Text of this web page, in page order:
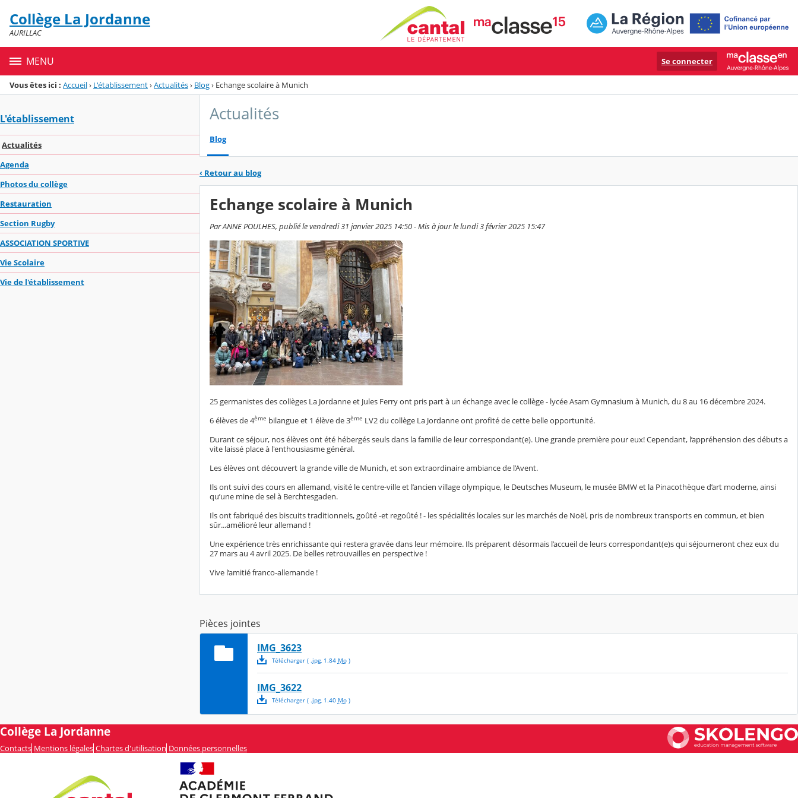
Menu de la rubrique
Contenu
Collège La Jordanne
AURILLAC
MENU Se connecter
Vous êtes ici : Accueil› L'établissement›Actualités› Blog› Echange scolaire à Munich
L'établissement
Actualités
Agenda
Photos du collège
Restauration
Section Rugby
ASSOCIATION SPORTIVE
Vie Scolaire
Vie de l'établissement
Actualités
Blog
‹ Retour au blog
Echange scolaire à Munich
Par ANNE POULHES, publié le vendredi 31 janvier 2025 14:50 - Mis à jour le lundi 3 février 2025 15:47
25 germanistes des collèges La Jordanne et Jules Ferry ont pris part à un échange avec le collège - lycée Asam Gymnasium à Munich, du 8 au 16 décembre 2024.
6 élèves de 4ème bilangue et 1 élève de 3ème LV2 du collège La Jordanne ont profité de cette belle opportunité.
Durant ce séjour, nos élèves ont été hébergés seuls dans la famille de leur correspondant(e). Une grande première pour eux! Cependant, l’appréhension des débuts a
vite laissé place à l'enthousiasme général.
Les élèves ont découvert la grande ville de Munich, et son extraordinaire ambiance de l’Avent.
Ils ont suivi des cours en allemand, visité le centre-ville et l’ancien village olympique, le Deutsches Museum, le musée BMW et la Pinacothèque d’art moderne, ainsi
qu’une mine de sel à Berchtesgaden.
Ils ont fabriqué des biscuits traditionnels, goûté -et regoûté ! - les spécialités locales sur les marchés de Noël, pris de nombreux transports en commun, et bien
sûr...amélioré leur allemand !
Une expérience très enrichissante qui restera gravée dans leur mémoire. Ils préparent désormais l’accueil de leurs correspondant(e)s qui séjourneront chez eux du
27 mars au 4 avril 2025. De belles retrouvailles en perspective !
Vive l’amitié franco-allemande !
Pièces jointes
IMG_3623
Télécharger( .jpg, 1.84 Mo)
IMG_3622
Télécharger( .jpg, 1.40 Mo)
Collège La Jordanne
Contacts Mentions légales Chartes d'utilisation Données personnelles